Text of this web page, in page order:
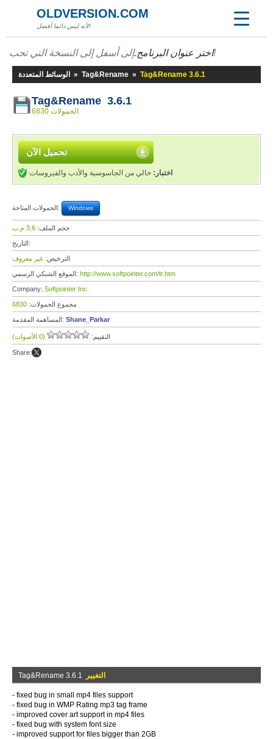
OLDVERSION.COM
لأنه ليس دائما أفضل!
اختر عنوان البرنامج.إلى أسفل إلى النسخة التي تحب!
الوسائط المتعددة » Tag&Rename » Tag&Rename 3.6.1
Tag&Rename 3.6.1
6830 الحمولات
تحميل الآن
اختبار: خالي من الجاسوسية والأدب والفيروسات
الحمولات المتاحة: Windows
حجم الملف: 3,6 م.ب
التاريخ:
الترخيص: غير معروف
الموقع الشبكي الرسمي: http://www.softpointer.com/tr.htm
Company: Softpointer Inc.
مجموع الحمولات: 6830
المساهمة المقدمة: Shane_Parkar
التقييم: (0 الأصوات)
Share:
Tag&Rename 3.6.1 التغيير
- fixed bug in small mp4 files support
- fixed bug in WMP Rating mp3 tag frame
- improved cover art support in mp4 files
- fixed bug with system font size
- improved support for files bigger than 2GB